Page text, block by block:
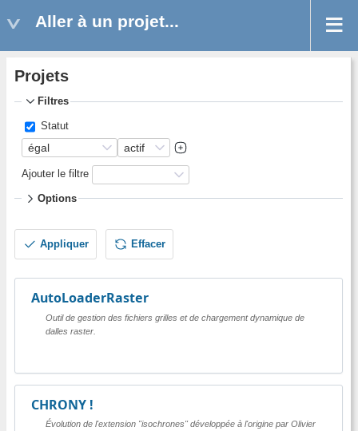
Aller à un projet...
Projets
Filtres
Statut
Ajouter le filtre
Options
Appliquer Effacer
AutoLoaderRaster
Outil de gestion des fichiers grilles et de chargement dynamique de
dalles raster.
CHRONY !
Évolution de l'extension "isochrones" développée à l'origine par Olivier